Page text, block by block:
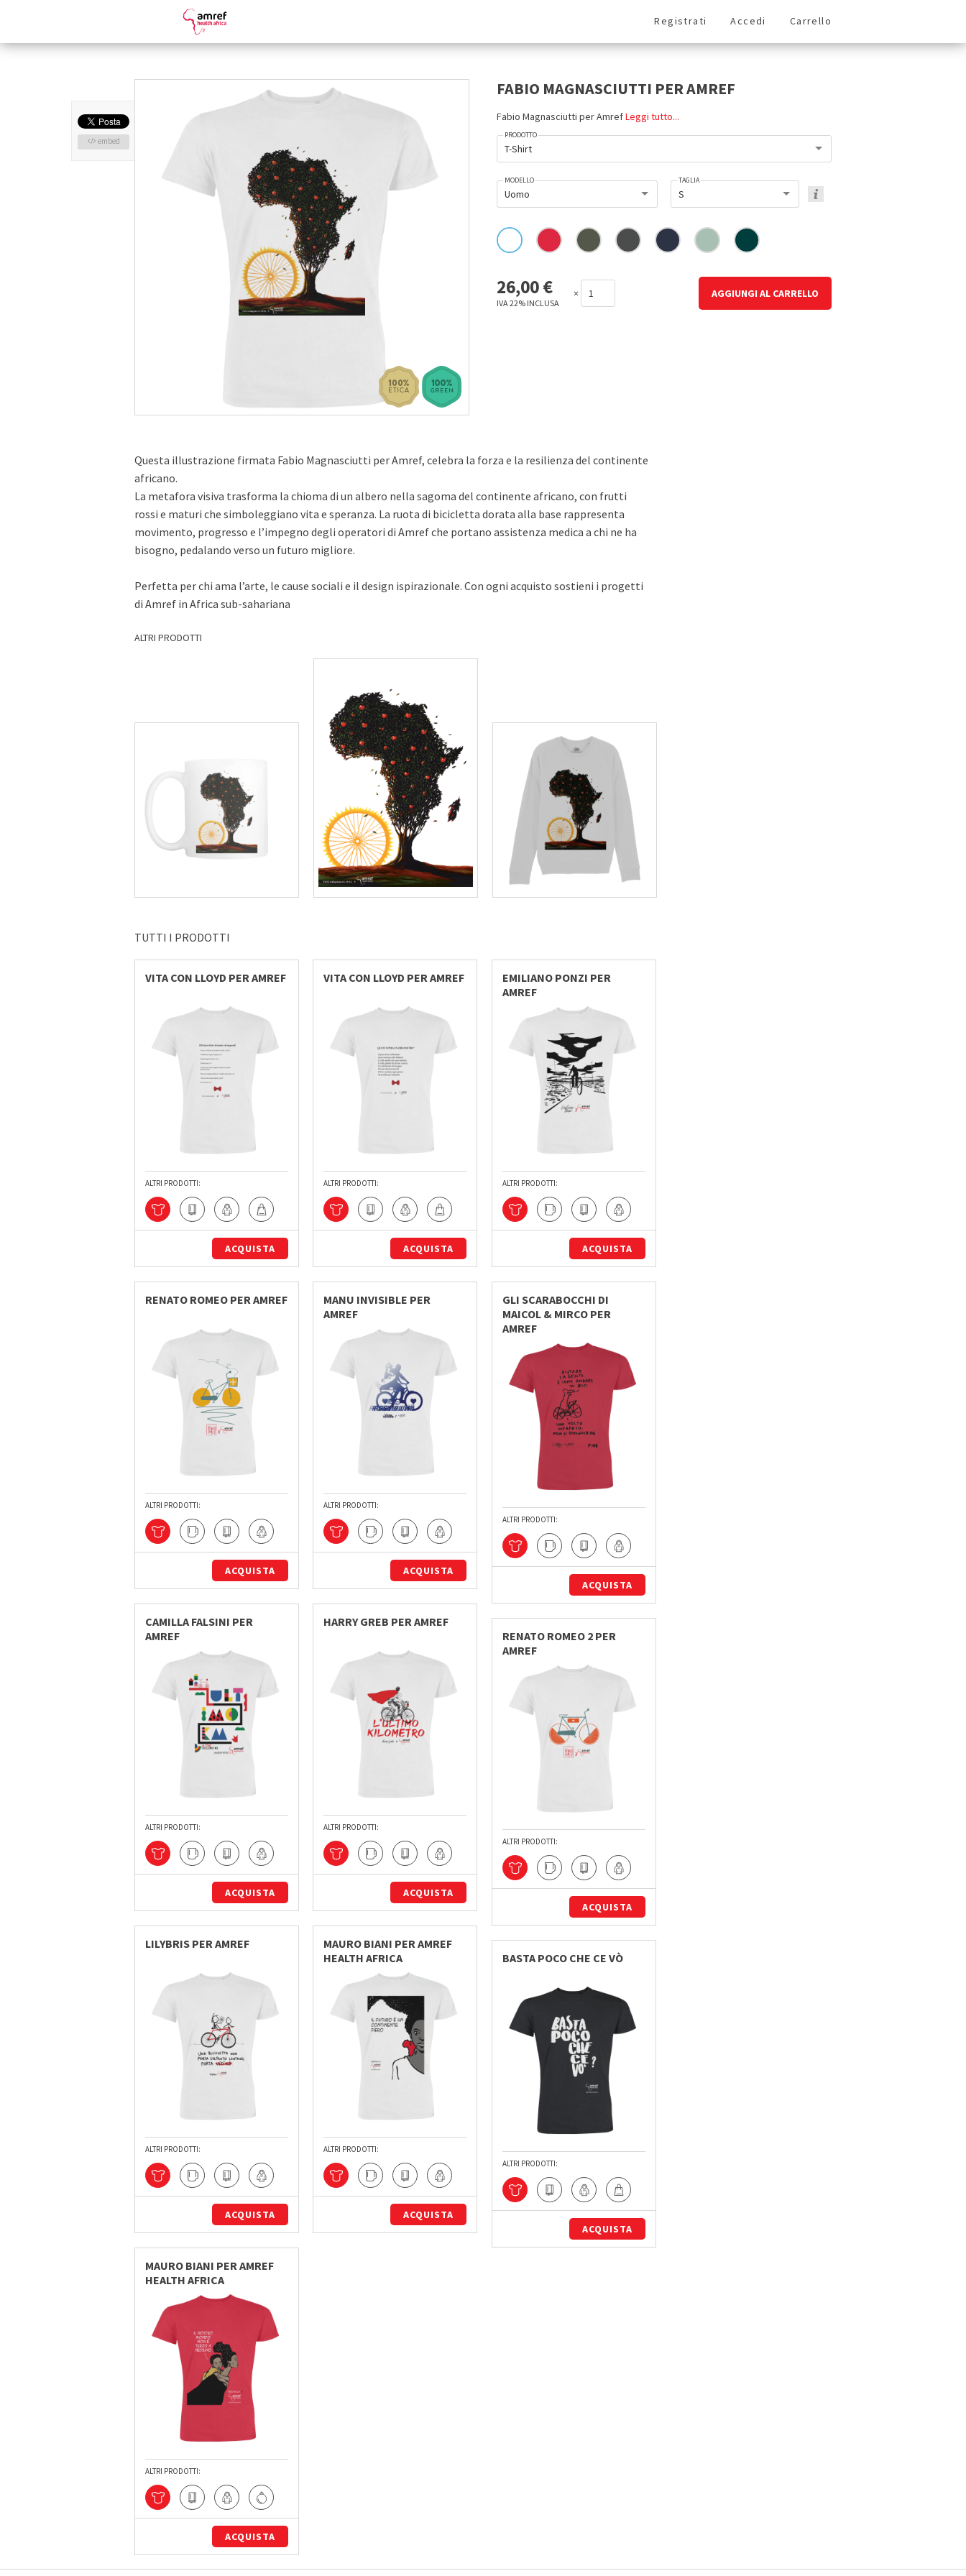
Registrati Accedi Carrello
embed
FABIO MAGNASCIUTTI PER AMREF
Fabio Magnasciutti per AmrefLeggi tutto...
PRODOTTO
T-Shirt
MODELLO
Uomo
TAGLIA
S
26,00€
IVA 22% INCLUSA
× AGGIUNGI AL CARRELLO
Questa illustrazione firmata Fabio Magnasciutti per Amref, celebra la forza e la resilienza del continente
africano.
La metafora visiva trasforma la chioma di un albero nella sagoma del continente africano, con frutti
rossi e maturi che simboleggiano vita e speranza. La ruota di bicicletta dorata alla base rappresenta
movimento, progresso e l’impegno degli operatori di Amref che portano assistenza medica a chi ne ha
bisogno, pedalando verso un futuro migliore.
Perfetta per chi ama l’arte, le cause sociali e il design ispirazionale. Con ogni acquisto sostieni i progetti
di Amref in Africa sub-sahariana
ALTRI PRODOTTI
TUTTI I PRODOTTI
VITA CON LLOYD PER AMREF
ALTRI PRODOTTI:
ACQUISTA
VITA CON LLOYD PER AMREF
ALTRI PRODOTTI:
ACQUISTA
EMILIANO PONZI PER
AMREF
ALTRI PRODOTTI:
ACQUISTA
RENATO ROMEO PER AMREF
ALTRI PRODOTTI:
ACQUISTA
MANU INVISIBLE PER
AMREF
ALTRI PRODOTTI:
ACQUISTA
GLI SCARABOCCHI DI
MAICOL & MIRCO PER
AMREF
ALTRI PRODOTTI:
ACQUISTA
CAMILLA FALSINI PER
AMREF
ALTRI PRODOTTI:
ACQUISTA
HARRY GREB PER AMREF
ALTRI PRODOTTI:
ACQUISTA
RENATO ROMEO 2 PER
AMREF
ALTRI PRODOTTI:
ACQUISTA
LILYBRIS PER AMREF
ALTRI PRODOTTI:
ACQUISTA
MAURO BIANI PER AMREF
HEALTH AFRICA
ALTRI PRODOTTI:
ACQUISTA
BASTA POCO CHE CE VÒ
ALTRI PRODOTTI:
ACQUISTA
MAURO BIANI PER AMREF
HEALTH AFRICA
ALTRI PRODOTTI:
ACQUISTA